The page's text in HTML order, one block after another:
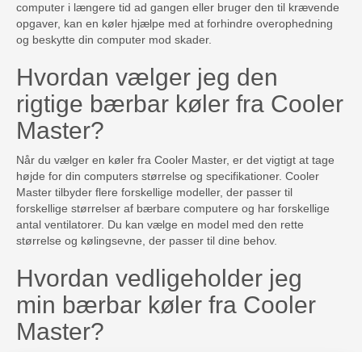
computer i længere tid ad gangen eller bruger den til krævende
opgaver, kan en køler hjælpe med at forhindre overophedning
og beskytte din computer mod skader.
Hvordan vælger jeg den
rigtige bærbar køler fra Cooler
Master?
Når du vælger en køler fra Cooler Master, er det vigtigt at tage
højde for din computers størrelse og specifikationer. Cooler
Master tilbyder flere forskellige modeller, der passer til
forskellige størrelser af bærbare computere og har forskellige
antal ventilatorer. Du kan vælge en model med den rette
størrelse og kølingsevne, der passer til dine behov.
Hvordan vedligeholder jeg
min bærbar køler fra Cooler
Master?